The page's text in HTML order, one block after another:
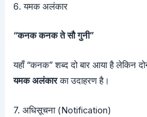
6. यमक अलंकार
“कनक कनक ते सौ गुनी”
यहाँ “कनक” शब्द दो बार आया है लेकिन
यमक अलंकारका उदाहरण है।
7. अधिसूचना (Notification)